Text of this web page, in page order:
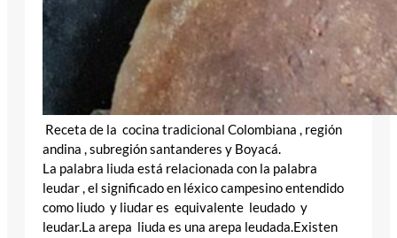
Receta de la cocina tradicional Colombiana , región
andina , subregión santanderes y Boyacá.
La palabra liuda está relacionada con la palabra
leudar , el significado en léxico campesino entendido
como liudo y liudar es equivalente leudado y
leudar.La arepa liuda es una arepa leudada.Existen